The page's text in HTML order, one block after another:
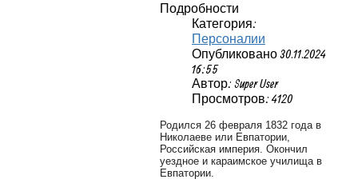
Подробности
Категория:
Персоналии
Опубликовано 30.11.2024
16:55
Автор: Super User
Просмотров: 4120
Родился 26 февраля 1832 года в
Николаеве или Евпатории,
Российская империя. Окончил
уездное и караимское училища в
Евпатории.